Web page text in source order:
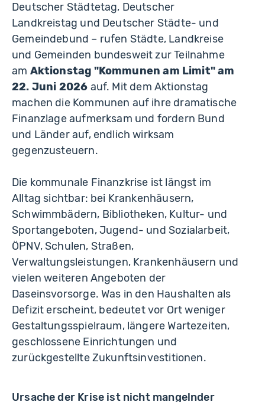
Deutscher Städtetag, Deutscher
Landkreistag und Deutscher Städte- und
Gemeindebund – rufen Städte, Landkreise
und Gemeinden bundesweit zur Teilnahme
am Aktionstag "Kommunen am Limit" am
22. Juni 2026 auf. Mit dem Aktionstag
machen die Kommunen auf ihre dramatische
Finanzlage aufmerksam und fordern Bund
und Länder auf, endlich wirksam
gegenzusteuern.
Die kommunale Finanzkrise ist längst im
Alltag sichtbar: bei Krankenhäusern,
Schwimmbädern, Bibliotheken, Kultur- und
Sportangeboten, Jugend- und Sozialarbeit,
ÖPNV, Schulen, Straßen,
Verwaltungsleistungen, Krankenhäusern und
vielen weiteren Angeboten der
Daseinsvorsorge. Was in den Haushalten als
Defizit erscheint, bedeutet vor Ort weniger
Gestaltungsspielraum, längere Wartezeiten,
geschlossene Einrichtungen und
zurückgestellte Zukunftsinvestitionen.
Ursache der Krise ist nicht mangelnder